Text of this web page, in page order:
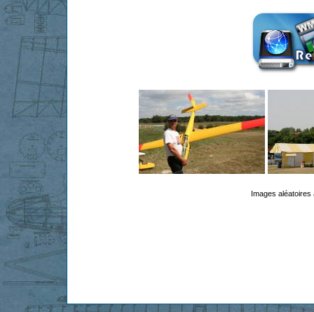
Images aléatoires